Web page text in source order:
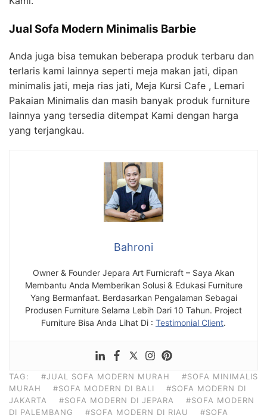
Jual Sofa Modern Minimalis Barbie
Anda juga bisa temukan beberapa produk terbaru dan
terlaris kami lainnya seperti meja makan jati, dipan
minimalis jati, meja rias jati, Meja Kursi Cafe , Lemari
Pakaian Minimalis dan masih banyak produk furniture
lainnya yang tersedia ditempat Kami dengan harga
yang terjangkau.
Bahroni
Owner & Founder Jepara Art Furnicraft – Saya Akan
Membantu Anda Memberikan Solusi & Edukasi Furniture
Yang Bermanfaat. Berdasarkan Pengalaman Sebagai
Produsen Furniture Selama Lebih Dari 10 Tahun. Project
Furniture Bisa Anda Lihat Di : Testimonial Client.
TAG: #JUAL SOFA MODERN MURAH
#SOFA MINIMALIS
MURAH
#SOFA MODERN DI BALI
#SOFA MODERN DI
JAKARTA
#SOFA MODERN DI JEPARA
#SOFA MODERN
DI PALEMBANG
#SOFA MODERN DI RIAU
#SOFA